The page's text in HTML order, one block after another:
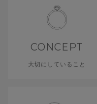
CONCEPT
大切にしていること